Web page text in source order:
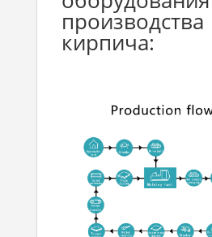
производства
кирпича: